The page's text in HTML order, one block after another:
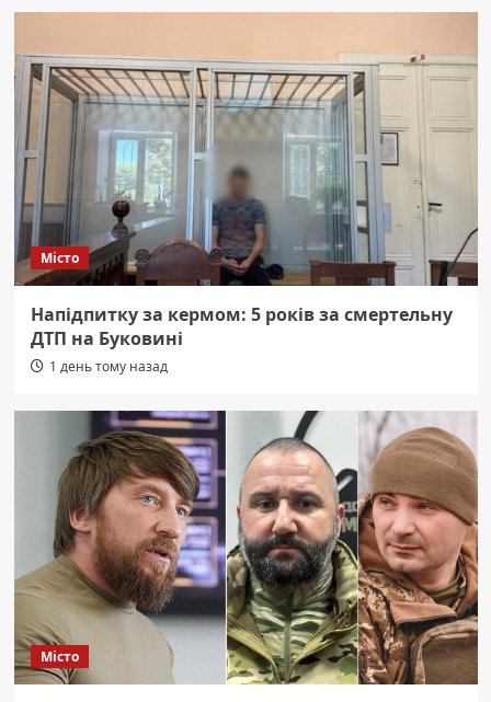
Місто
Напідпитку за кермом: 5 років за смертельну
ДТП на Буковині
1 день тому назад
Місто